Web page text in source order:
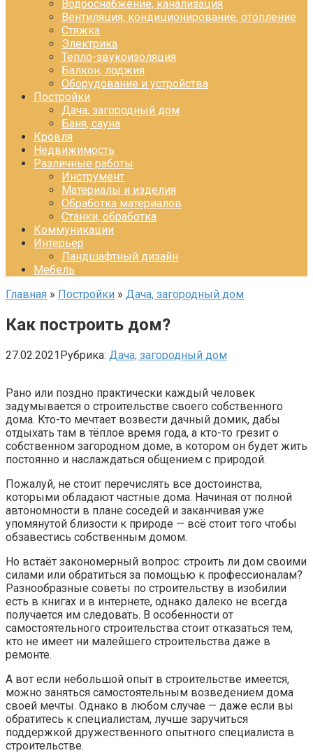
Водооснабжение, канализация
Вентиляция, кондиционирование, отопление
Стяжка
Электрика
Тепло-звукоизоляция
Балкон, лоджия
Оборудование и устройства
Постройки
Дача, загородный дом
Баня, сауна
Кровля
Недвижимость
Различные работы
Инструмент
Материалы и изделия
Обработка материалов
Станки, обработка
Коммуникации
Интерьер
Ландшафтный дизайн
Мебель
Главная » Постройки » Дача, загородный дом
Как построить дом?
27.02.2021Рубрика: Дача, загородный дом
Рано или поздно практически каждый человек
задумывается о строительстве своего собственного
дома. Кто-то мечтает возвести дачный домик, дабы
отдыхать там в тёплое время года, а кто-то грезит о
собственном загородном доме, в котором он будет жить
постоянно и наслаждаться общением с природой.
Пожалуй, не стоит перечислять все достоинства,
которыми обладают частные дома. Начиная от полной
автономности в плане соседей и заканчивая уже
упомянутой близости к природе — всё стоит того чтобы
обзавестись собственным домом.
Но встаёт закономерный вопрос: строить ли дом своими
силами или обратиться за помощью к профессионалам?
Разнообразные советы по строительству в изобилии
есть в книгах и в интернете, однако далеко не всегда
получается им следовать. В особенности от
самостоятельного строительства стоит отказаться тем,
кто не имеет ни малейшего строительства даже в
ремонте.
А вот если небольшой опыт в строительстве имеется,
можно заняться самостоятельным возведением дома
своей мечты. Однако в любом случае — даже если вы
обратитесь к специалистам, лучше заручиться
поддержкой дружественного опытного специалиста в
строительстве.